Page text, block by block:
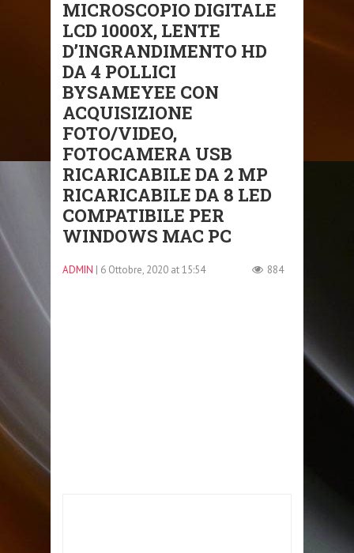
MICROSCOPIO DIGITALE
LCD 1000X, LENTE
D’INGRANDIMENTO HD
DA 4 POLLICI
BYSAMEYEE CON
ACQUISIZIONE
FOTO/VIDEO,
FOTOCAMERA USB
RICARICABILE DA 2 MP
RICARICABILE DA 8 LED
COMPATIBILE PER
WINDOWS MAC PC
ADMIN | 6 Ottobre, 2020 at 15:54 884